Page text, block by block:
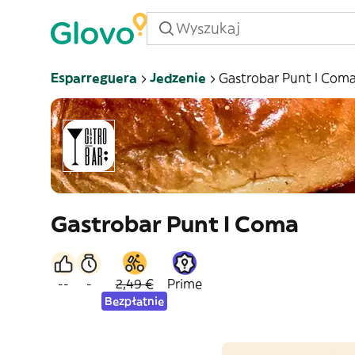
Esparreguera Jedzenie Gastrobar Punt I
Gastrobar Punt I Coma
-- - 2,49 €
Bezpłatnie
Prime